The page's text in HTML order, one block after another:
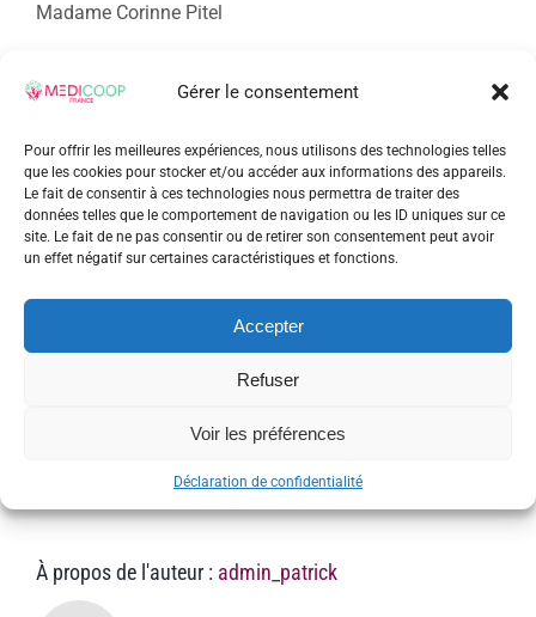
Gérer le consentement
Pour offrir les meilleures expériences, nous utilisons des technologies telles
que les cookies pour stocker et/ou accéder aux informations des appareils.
Le fait de consentir à ces technologies nous permettra de traiter des
données telles que le comportement de navigation ou les ID uniques sur ce
site. Le fait de ne pas consentir ou de retirer son consentement peut avoir
un effet négatif sur certaines caractéristiques et fonctions.
Accepter
Refuser
Voir les préférences
Déclaration de confidentialité
Madame Corinne Pitel
Présidente Exécutive MEDICOOP France
2 juillet 2025 | Actualités Medicoop France | Commentaires ferméssur
AGO
du
juin
Share This Story, Choose Your
Platform!
RedditLinkedInWhatsApp
TumblrPinterest
À propos de l'auteur : admin_patrick